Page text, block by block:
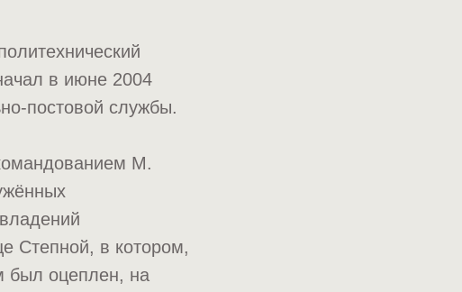
в июне 2004
постовой службы.
М.
Степной, в котором,
был оцеплен, на